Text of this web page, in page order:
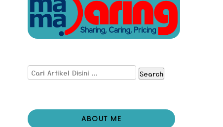
Search
ABOUT ME